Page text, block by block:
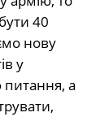
40
нову
у
питання, а